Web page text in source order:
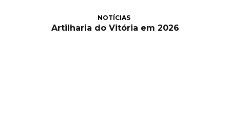
NOTÍCIAS
Artilharia do Vitória em 2026